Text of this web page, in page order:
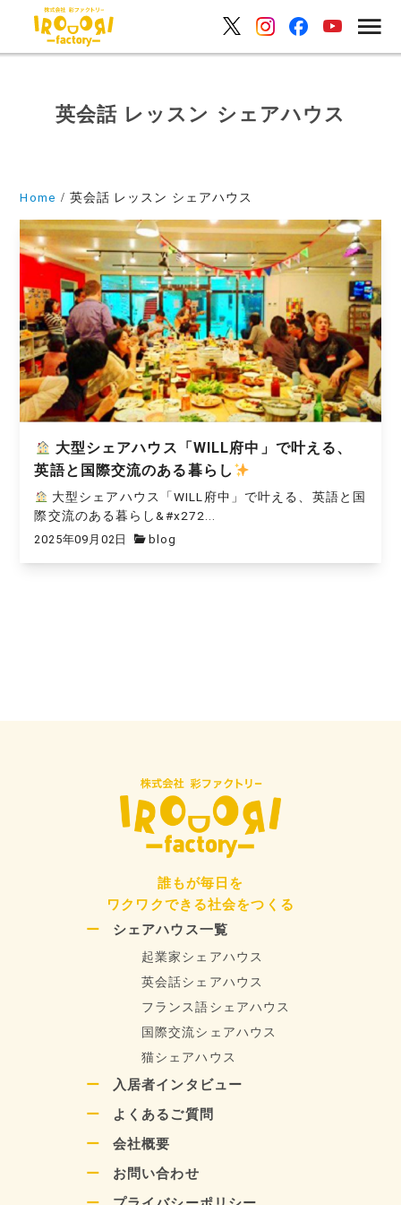
英会話 レッスン シェアハウス
Home 英会話 レッスン シェアハウス
大型シェアハウス「WILL府中」で叶える、
英語と国際交流のある暮らし
大型シェアハウス「WILL府中」で叶える、英語と国
際交流のある暮らし&#x272...
2025年09月02日 blog
誰もが毎日を
ワクワクできる社会をつくる
シェアハウス一覧
起業家シェアハウス
英会話シェアハウス
フランス語シェアハウス
国際交流シェアハウス
猫シェアハウス
入居者インタビュー
よくあるご質問
会社概要
お問い合わせ